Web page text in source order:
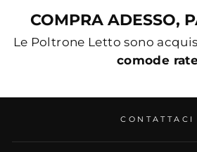
COMPRA ADESSO,
Le Poltrone Letto sono
comode
CONTATTACI